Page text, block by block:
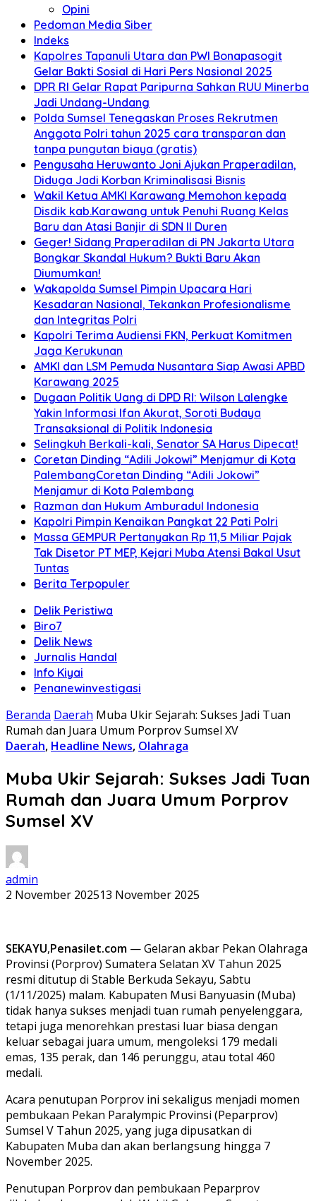
Opini
Pedoman Media Siber
Indeks
Kapolres Tapanuli Utara dan PWI Bonapasogit
Gelar Bakti Sosial di Hari Pers Nasional 2025
DPR RI Gelar Rapat Paripurna Sahkan RUU Minerba
Jadi Undang-Undang
Polda Sumsel Tenegaskan Proses Rekrutmen
Anggota Polri tahun 2025 cara transparan dan
tanpa pungutan biaya (gratis)
Pengusaha Heruwanto Joni Ajukan Praperadilan,
Diduga Jadi Korban Kriminalisasi Bisnis
Wakil Ketua AMKI Karawang Memohon kepada
Disdik kab.Karawang untuk Penuhi Ruang Kelas
Baru dan Atasi Banjir di SDN II Duren
Geger! Sidang Praperadilan di PN Jakarta Utara
Bongkar Skandal Hukum? Bukti Baru Akan
Diumumkan!
Wakapolda Sumsel Pimpin Upacara Hari
Kesadaran Nasional, Tekankan Profesionalisme
dan Integritas Polri
Kapolri Terima Audiensi FKN, Perkuat Komitmen
Jaga Kerukunan
AMKI dan LSM Pemuda Nusantara Siap Awasi APBD
Karawang 2025
Dugaan Politik Uang di DPD RI: Wilson Lalengke
Yakin Informasi Ifan Akurat, Soroti Budaya
Transaksional di Politik Indonesia
Selingkuh Berkali-kali, Senator SA Harus Dipecat!
Coretan Dinding “Adili Jokowi” Menjamur di Kota
PalembangCoretan Dinding “Adili Jokowi”
Menjamur di Kota Palembang
Razman dan Hukum Amburadul Indonesia
Kapolri Pimpin Kenaikan Pangkat 22 Pati Polri
Massa GEMPUR Pertanyakan Rp 11,5 Miliar Pajak
Tak Disetor PT MEP, Kejari Muba Atensi Bakal Usut
Tuntas
Berita Terpopuler
Delik Peristiwa
Biro7
Delik News
Jurnalis Handal
Info Kiyai
Penanewinvestigasi
Beranda Daerah Muba Ukir Sejarah: Sukses Jadi Tuan
Rumah dan Juara Umum Porprov Sumsel XV
Daerah, Headline News, Olahraga
Muba Ukir Sejarah: Sukses Jadi Tuan
Rumah dan Juara Umum Porprov
Sumsel XV
admin
2 November 202513 November 2025
SEKAYU,Penasilet.com — Gelaran akbar Pekan Olahraga
Provinsi (Porprov) Sumatera Selatan XV Tahun 2025
resmi ditutup di Stable Berkuda Sekayu, Sabtu
(1/11/2025) malam. Kabupaten Musi Banyuasin (Muba)
tidak hanya sukses menjadi tuan rumah penyelenggara,
tetapi juga menorehkan prestasi luar biasa dengan
keluar sebagai juara umum, mengoleksi 179 medali
emas, 135 perak, dan 146 perunggu, atau total 460
medali.
Acara penutupan Porprov ini sekaligus menjadi momen
pembukaan Pekan Paralympic Provinsi (Peparprov)
Sumsel V Tahun 2025, yang juga dipusatkan di
Kabupaten Muba dan akan berlangsung hingga 7
November 2025.
Penutupan Porprov dan pembukaan Peparprov